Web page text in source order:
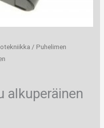
/ Puhelimen
alkuperäinen